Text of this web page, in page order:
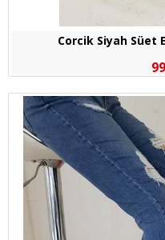
Corcik Siyah Süet